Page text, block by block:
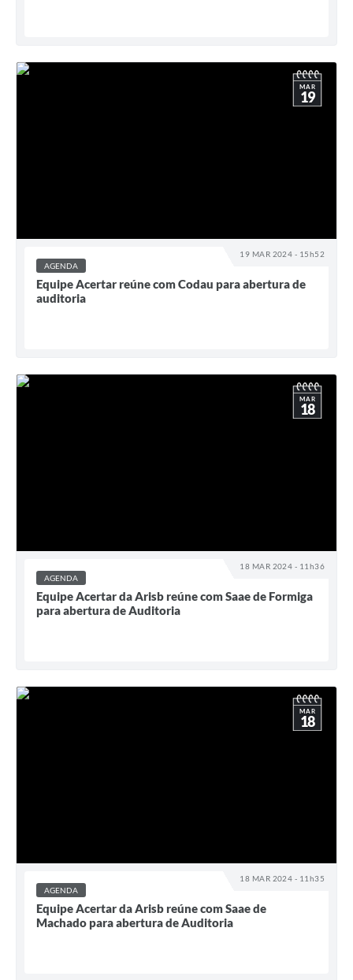
19 MAR 2024 - 15h52
MAR
19
AGENDA
Equipe Acertar reúne com Codau para abertura de
auditoria
18 MAR 2024 - 11h36
MAR
18
AGENDA
Equipe Acertar da Arisb reúne com Saae de Formiga
para abertura de Auditoria
18 MAR 2024 - 11h35
MAR
18
AGENDA
Equipe Acertar da Arisb reúne com Saae de
Machado para abertura de Auditoria